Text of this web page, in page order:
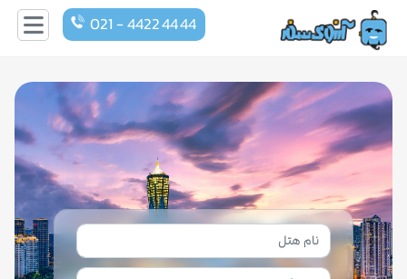
021 - 4422 44 44